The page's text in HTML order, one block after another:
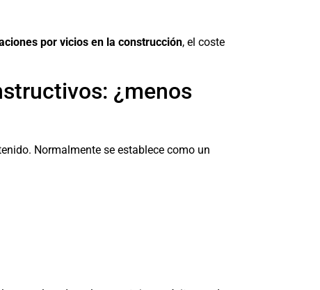
por vicios en la construcción, el coste
¿menos
Normalmente se establece como un